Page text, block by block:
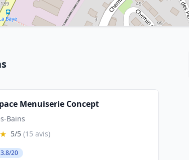
Menuiserie Concept
Bains
5/5(15 avis)
20